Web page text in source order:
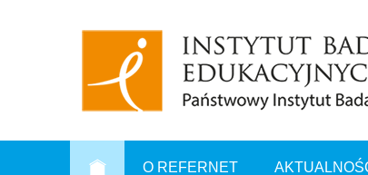
O REFERNET